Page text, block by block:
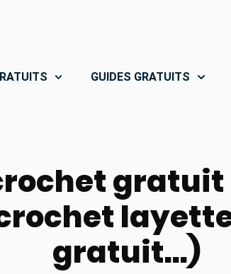
GUIDES GRATUITS
gratuit
gratuit...)